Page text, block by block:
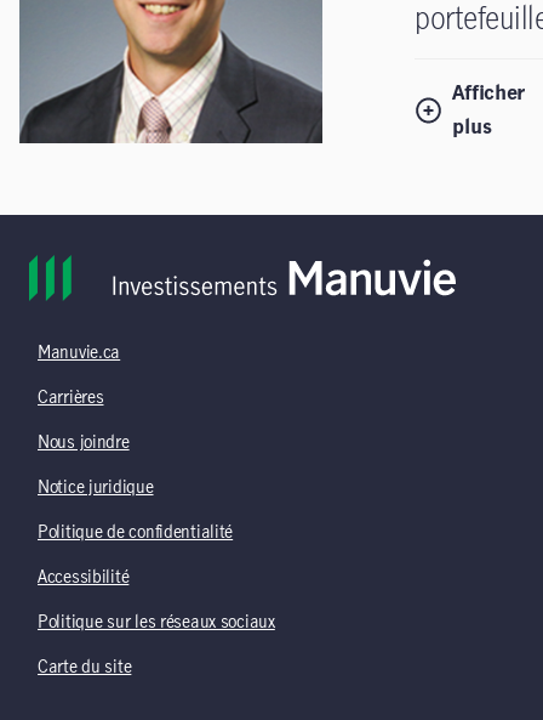
Afficher
plus
Manuvie.ca
Carrières
Nous joindre
Notice juridique
Politique de confidentialité
Accessibilité
Politique sur les réseaux sociaux
Carte du site